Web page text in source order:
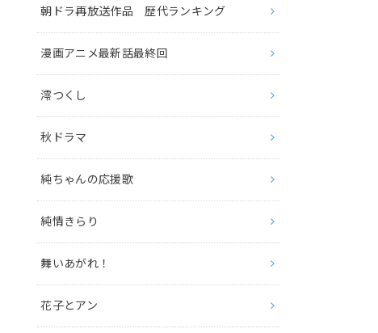
朝ドラ再放送作品 歴代ランキング
漫画アニメ最新話最終回
澪つくし
秋ドラマ
純ちゃんの応援歌
純情きらり
舞いあがれ！
花子とアン